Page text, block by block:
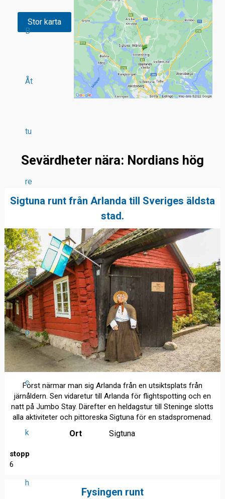
B
Åt
tu
re
r
St
o
c
k
h
Stor karta
Sevärdheter nära: Nordians hög
Sigtuna runt från Arlanda till Sveriges äldsta
stad.
Först närmar man sig Arlanda från en utsiktsplats från
järnåldern. Sen vidaretur till Arlanda för flightspotting och en
natt på Jumbo Stay. Därefter en heldagstur till Steninge slotts
alla aktiviteter och pittoreska Sigtuna för en stadspromenad.
Ort Sigtuna
stopp
6
Fysingen runt